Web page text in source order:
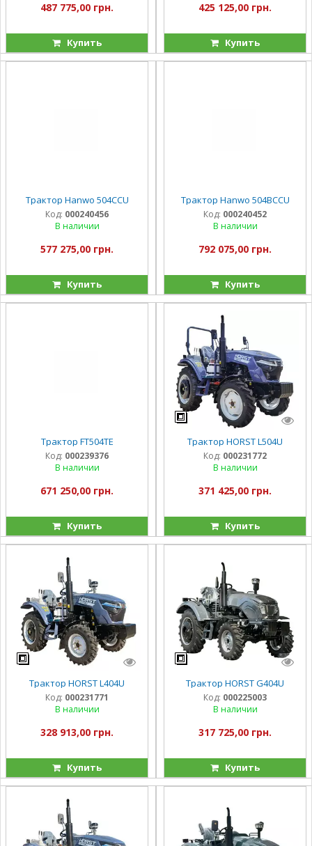
487 775,00 грн.
Купить
425 125,00 грн.
Купить
Трактор Hanwo 504CCU
Код: 000240456
В наличии
577 275,00 грн.
Купить
Трактор Hanwo 504BCCU
Код: 000240452
В наличии
792 075,00 грн.
Купить
Трактор FT504TE
Код: 000239376
В наличии
671 250,00 грн.
Купить
Трактор HORST L504U
Код: 000231772
В наличии
371 425,00 грн.
Купить
Трактор HORST L404U
Код: 000231771
В наличии
328 913,00 грн.
Купить
Трактор HORST G404U
Код: 000225003
В наличии
317 725,00 грн.
Купить